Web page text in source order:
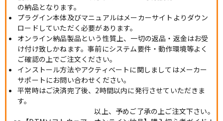
の納品となります。
プラグイン本体及びマニュアルはメーカーサイトよりダウン
ロードしていただく必要があります。
オンライン納品製品という性質上、一切の返品・返金はお受
け付け致しかねます。事前にシステム要件・動作環境等よく
ご確認の上でご注文ください。
インストール方法やアクティベートに関しましてはメーカー
サポートにお問い合わせください。
平常時はご決済完了後、2時間以内に発行させていただきま
す。
以上、予めご了承の上ご注文下さい。